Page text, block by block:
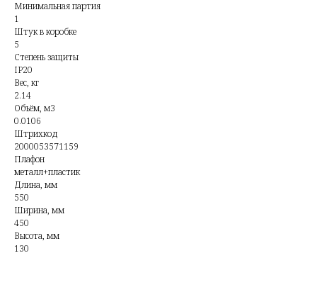
Минимальная партия
1
Штук в коробке
5
Степень защиты
IP20
Вес, кг
2.14
Объём, м3
0.0106
Штрихкод
2000053571159
Плафон
металл+пластик
Длина, мм
550
Ширина, мм
450
Высота, мм
130